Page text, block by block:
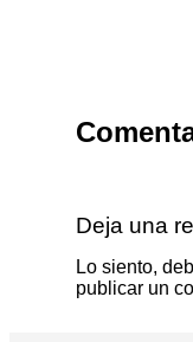
Deja una
Lo siento,
publicar un